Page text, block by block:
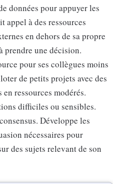
données pour appuyer les
appel à des ressources
en dehors de sa propre
prendre une décision.
pour ses collègues moins
de petits projets avec des
ressources modérés.
difficiles ou sensibles.
Développe les
nécessaires pour
des sujets relevant de son